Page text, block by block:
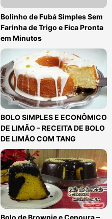
Bolinho de Fubá Simples Sem
Farinha de Trigo e Fica Pronta
em Minutos
BOLO SIMPLES E ECONÔMICO
DE LIMÃO – RECEITA DE BOLO
DE LIMÃO COM TANG